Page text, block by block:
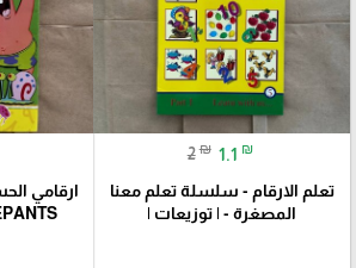
2 ₪ 1.1 ₪
تعلم الارقام - سلسلة تعلم معنا
المصغرة - | توزيعات |